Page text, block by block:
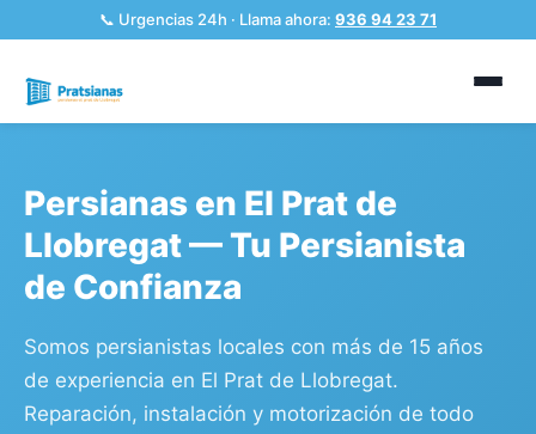
📞 Urgencias 24h · Llama ahora: 936 94 23 71
Persianas en El Prat de
Llobregat — Tu Persianista
de Confianza
Somos persianistas locales con más de 15 años
de experiencia en El Prat de Llobregat.
Reparación, instalación y motorización de todo